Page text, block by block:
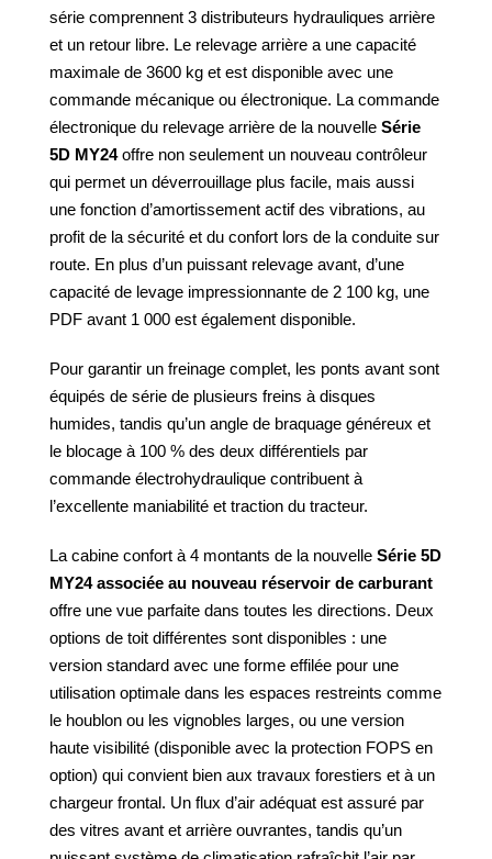
série comprennent 3 distributeurs hydrauliques arrière
et un retour libre. Le relevage arrière a une capacité
maximale de 3600 kg et est disponible avec une
commande mécanique ou électronique. La commande
électronique du relevage arrière de la nouvelle Série
5D MY24offre non seulement un nouveau contrôleur
qui permet un déverrouillage plus facile, mais aussi
une fonction d’amortissement actif des vibrations, au
profit de la sécurité et du confort lors de la conduite sur
route. En plus d’un puissant relevage avant, d’une
capacité de levage impressionnante de 2 100 kg, une
PDF avant 1 000 est également disponible.
Pour garantir un freinage complet, les ponts avant sont
équipés de série de plusieurs freins à disques
humides, tandis qu’un angle de braquage généreux et
le blocage à 100 % des deux différentiels par
commande électrohydraulique contribuent à
l’excellente maniabilité et traction du tracteur.
La cabine confort à 4 montants de la nouvelle Série 5D
MY24 associée au nouveau réservoir de carburant
offre une vue parfaite dans toutes les directions. Deux
options de toit différentes sont disponibles : une
version standard avec une forme effilée pour une
utilisation optimale dans les espaces restreints comme
le houblon ou les vignobles larges, ou une version
haute visibilité (disponible avec la protection FOPS en
option) qui convient bien aux travaux forestiers et à un
chargeur frontal. Un flux d’air adéquat est assuré par
des vitres avant et arrière ouvrantes, tandis qu’un